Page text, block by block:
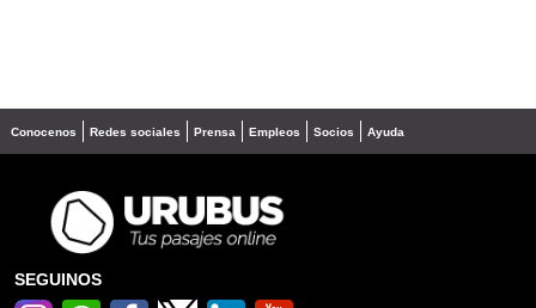
Conocenos Redes sociales Prensa Empleos Socios Ayuda
SEGUINOS